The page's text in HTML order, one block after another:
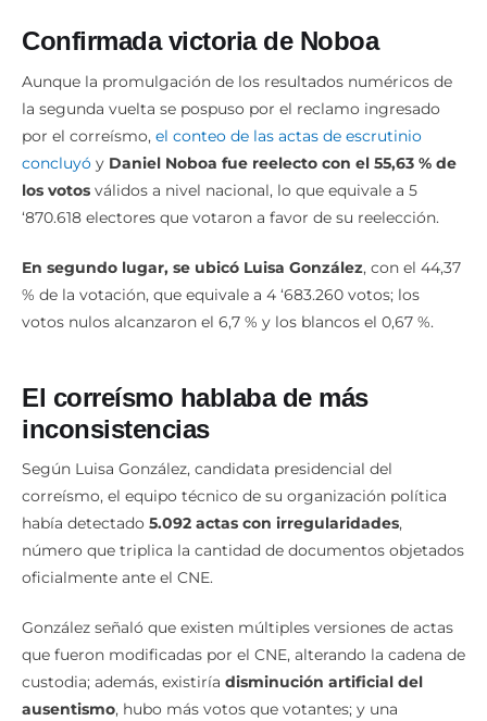
Confirmada victoria de Noboa
Aunque la promulgación de los resultados numéricos de
la segunda vuelta se pospuso por el reclamo ingresado
por el correísmo, el conteo de las actas de escrutinio
concluyó y Daniel Noboa fue reelecto con el 55,63 % de
los votos válidos a nivel nacional, lo que equivale a 5
‘870.618 electores que votaron a favor de su reelección.
En segundo lugar, se ubicó Luisa González, con el 44,37
% de la votación, que equivale a 4 ‘683.260 votos; los
votos nulos alcanzaron el 6,7 % y los blancos el 0,67 %.
El correísmo hablaba de más
inconsistencias
Según Luisa González, candidata presidencial del
correísmo, el equipo técnico de su organización política
había detectado 5.092 actas con irregularidades,
número que triplica la cantidad de documentos objetados
oficialmente ante el CNE.
González señaló que existen múltiples versiones de actas
que fueron modificadas por el CNE, alterando la cadena de
custodia; además, existiría disminución artificial del
ausentismo, hubo más votos que votantes; y una